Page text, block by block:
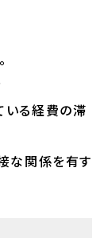
る経費の滞
な関係を有す